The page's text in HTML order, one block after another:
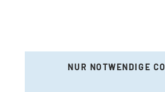
NUR NOTWENDIGE